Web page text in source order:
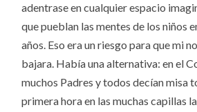
adentrase en cualquier espacio
que pueblan las mentes de los niños
años. Eso era un riesgo para que mi
bajara. Había una alternativa: en el
muchos Padres y todos decían misa
primera hora en las muchas capillas